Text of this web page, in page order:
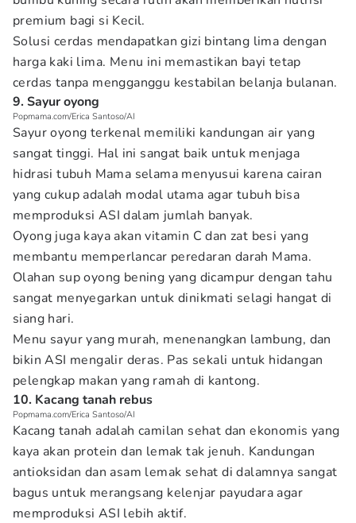
premium bagi si Kecil.
Solusi cerdas mendapatkan gizi bintang lima dengan
harga kaki lima. Menu ini memastikan bayi tetap
cerdas tanpa mengganggu kestabilan belanja bulanan.
9. Sayur oyong
Popmama.com/Erica Santoso/AI
Sayur oyong terkenal memiliki kandungan air yang
sangat tinggi. Hal ini sangat baik untuk menjaga
hidrasi tubuh Mama selama menyusui karena cairan
yang cukup adalah modal utama agar tubuh bisa
memproduksi ASI dalam jumlah banyak.
Oyong juga kaya akan vitamin C dan zat besi yang
membantu memperlancar peredaran darah Mama.
Olahan sup oyong bening yang dicampur dengan tahu
sangat menyegarkan untuk dinikmati selagi hangat di
siang hari.
Menu sayur yang murah, menenangkan lambung, dan
bikin ASI mengalir deras. Pas sekali untuk hidangan
pelengkap makan yang ramah di kantong.
10. Kacang tanah rebus
Popmama.com/Erica Santoso/AI
Kacang tanah adalah camilan sehat dan ekonomis yang
kaya akan protein dan lemak tak jenuh. Kandungan
antioksidan dan asam lemak sehat di dalamnya sangat
bagus untuk merangsang kelenjar payudara agar
memproduksi ASI lebih aktif.